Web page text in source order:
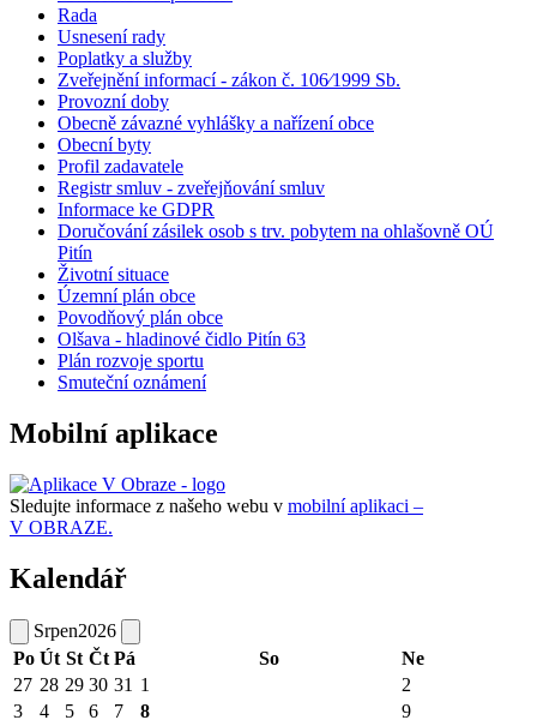
Rada
Usnesení rady
Poplatky a služby
Zveřejnění informací - zákon č. 106⁄1999 Sb.
Provozní doby
Obecně závazné vyhlášky a nařízení obce
Obecní byty
Profil zadavatele
Registr smluv - zveřejňování smluv
Informace ke GDPR
Doručování zásilek osob s trv. pobytem na ohlašovně OÚ
Pitín
Životní situace
Územní plán obce
Povodňový plán obce
Olšava - hladinové čidlo Pitín 63
Plán rozvoje sportu
Smuteční oznámení
Mobilní aplikace
Sledujte informace z našeho webu v mobilní aplikaci –
V OBRAZE.
Kalendář
Srpen2026
Po Út St Čt Pá So
Ne
27 28 29 30 31 1
2
3
4 5 6 7 8 9